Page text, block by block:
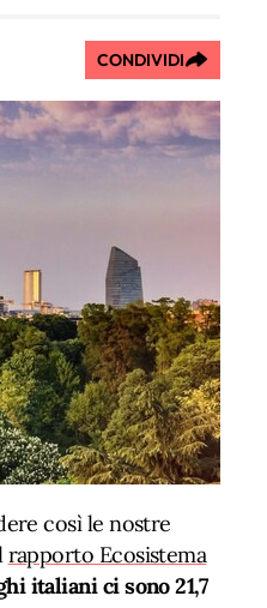
CONDIVIDI
così le nostre
rapporto Ecosistema
italiani ci sono 21,7